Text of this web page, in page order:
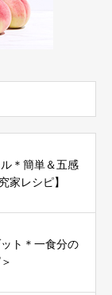
＊簡単＆五感
家レシピ】
ト＊一食分の